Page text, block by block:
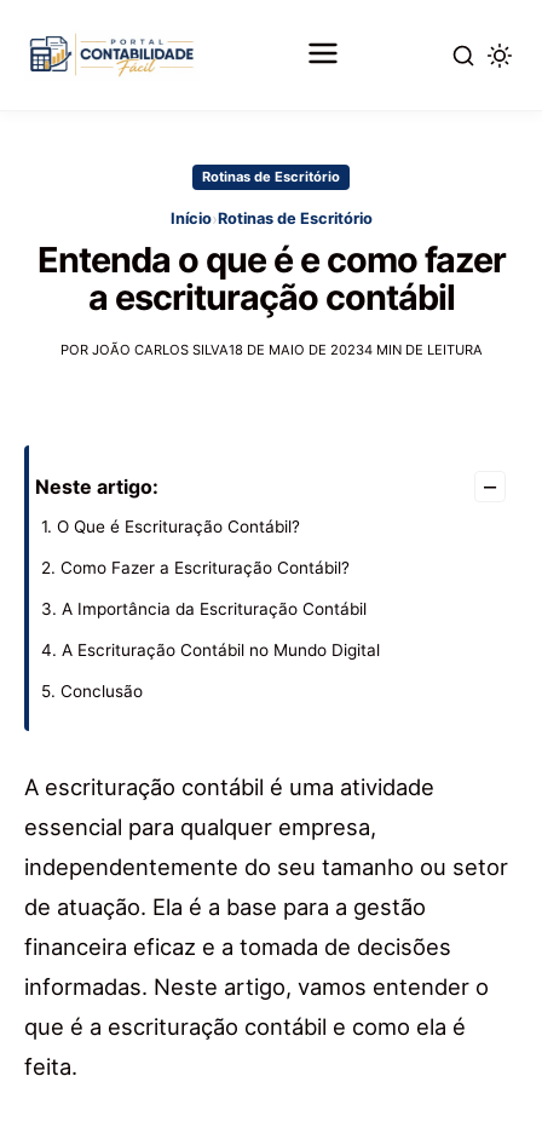
principal
Rotinas de Escritório
Início›Rotinas de Escritório
Entenda o que é e como fazer
a escrituração contábil
POR JOÃO CARLOS SILVA18 DE MAIO DE 20234 MIN DE LEITURA
Neste artigo: –
1. O Que é Escrituração Contábil?
2. Como Fazer a Escrituração Contábil?
3. A Importância da Escrituração Contábil
4. A Escrituração Contábil no Mundo Digital
5. Conclusão
A escrituração contábil é uma atividade
essencial para qualquer empresa,
independentemente do seu tamanho ou setor
de atuação. Ela é a base para a gestão
financeira eficaz e a tomada de decisões
informadas. Neste artigo, vamos entender o
que é a escrituração contábil e como ela é
feita.